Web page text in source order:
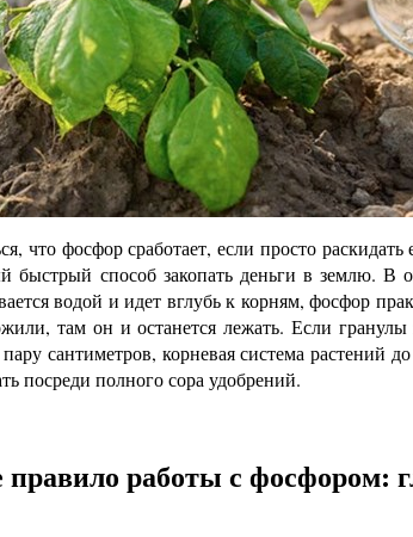
что фосфор сработает, если просто
быстрый способ закопать деньги в землю. В
водой и идет вглубь к корням, фосфор
там он и останется лежать. Если гранулы
сантиметров, корневая система растений
посреди полного сора удобрений.
правило работы с фосфором: